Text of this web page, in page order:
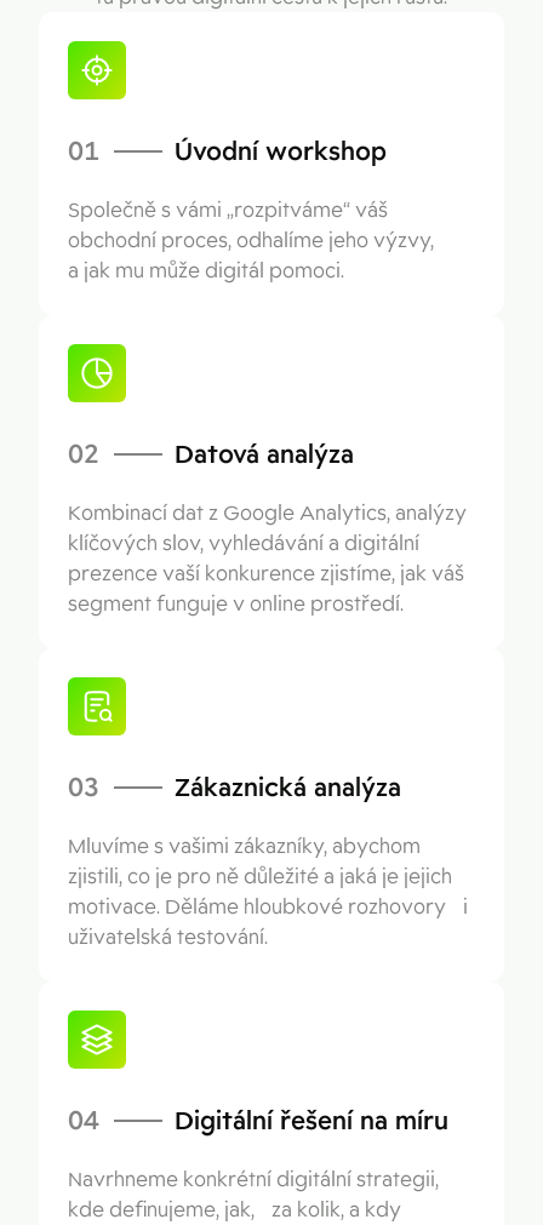
01 Úvodní workshop
Společně s vámi „rozpitváme“ váš
obchodní proces, odhalíme jeho výzvy,
a jak mu může digitál pomoci.
02 Datová analýza
Kombinací dat z Google Analytics, analýzy
klíčových slov, vyhledávání a digitální
prezence vaší konkurence zjistíme, jak váš
segment funguje v online prostředí.
03 Zákaznická analýza
Mluvíme s vašimi zákazníky, abychom
zjistili, co je pro ně důležité a jaká je jejich
motivace. Děláme hloubkové rozhovory i
uživatelská testování.
04 Digitální řešení na míru
Navrhneme konkrétní digitální strategii,
kde definujeme, jak, za kolik, a kdy